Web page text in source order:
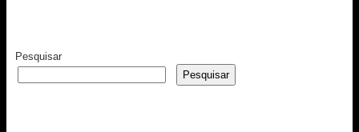
Pesquisar
Pesquisar